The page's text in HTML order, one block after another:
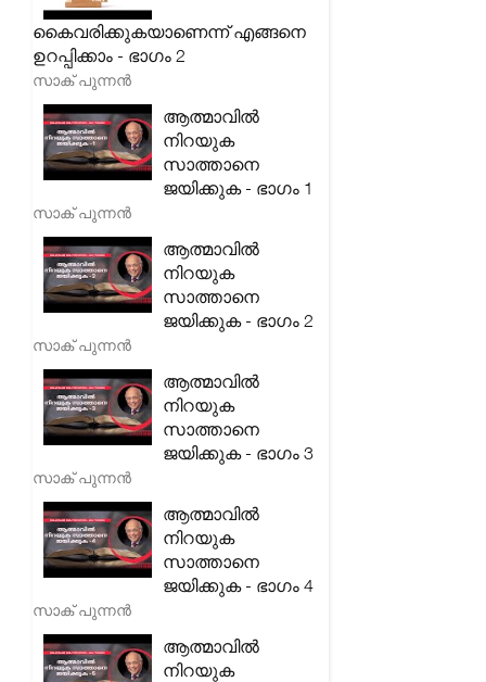
കൈവരിക്കുകയാണെന്ന് എങ്ങനെ
ഉറപ്പിക്കാം - ഭാഗം 2
സാക് പുന്നൻ
ആത്മാവിൽ
നിറയുക
സാത്താനെ
ജയിക്കുക - ഭാഗം 1
സാക് പുന്നൻ
ആത്മാവിൽ
നിറയുക
സാത്താനെ
ജയിക്കുക - ഭാഗം 2
സാക് പുന്നൻ
ആത്മാവിൽ
നിറയുക
സാത്താനെ
ജയിക്കുക - ഭാഗം 3
സാക് പുന്നൻ
ആത്മാവിൽ
നിറയുക
സാത്താനെ
ജയിക്കുക - ഭാഗം 4
സാക് പുന്നൻ
ആത്മാവിൽ
നിറയുക